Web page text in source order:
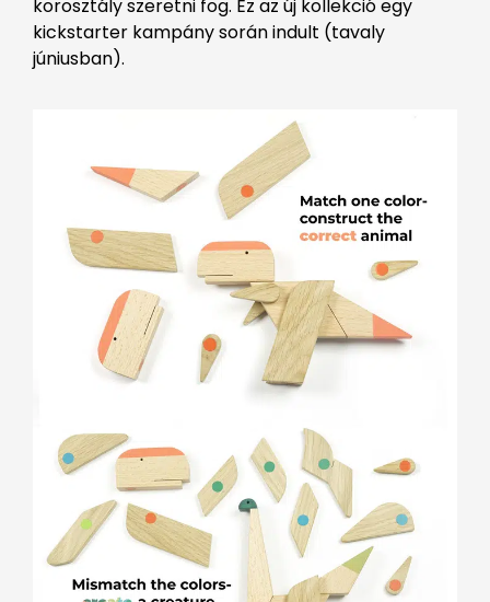
korosztály szeretni fog. Ez az új kollekció egy
kickstarter kampány során indult (tavaly
júniusban).